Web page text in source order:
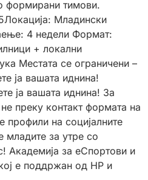
формирани тимови.
Младински
4 недели Формат:
+ локални
Местата се ограничени –
ја вашата иднина!
ја вашата иднина! За
преку контакт формата на
профили на социјалните
за утре со
Академија за еСпортови и
е поддржан од HP и